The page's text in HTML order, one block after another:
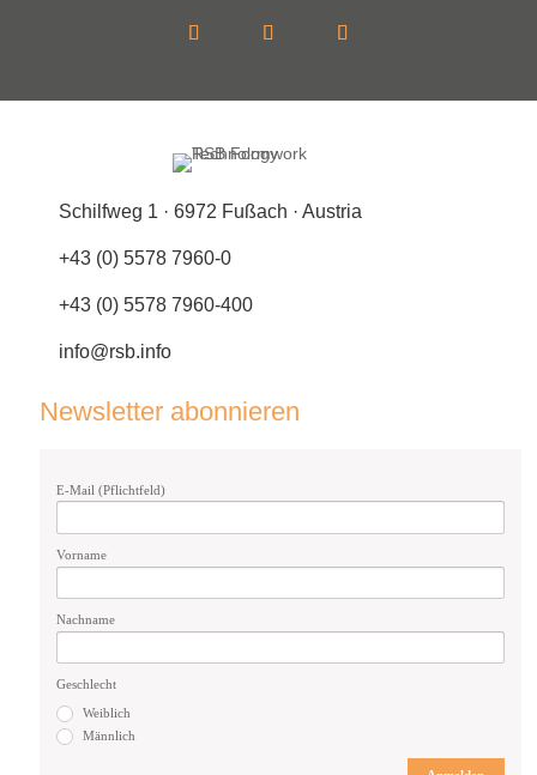
Schilfweg 1 · 6972 Fußach · Austria
+43 (0) 5578 7960-0
+43 (0) 5578 7960-400
info@rsb.info
Newsletter abonnieren
E-Mail (Pflichtfeld)
Vorname
Nachname
Geschlecht
Weiblich
Männlich